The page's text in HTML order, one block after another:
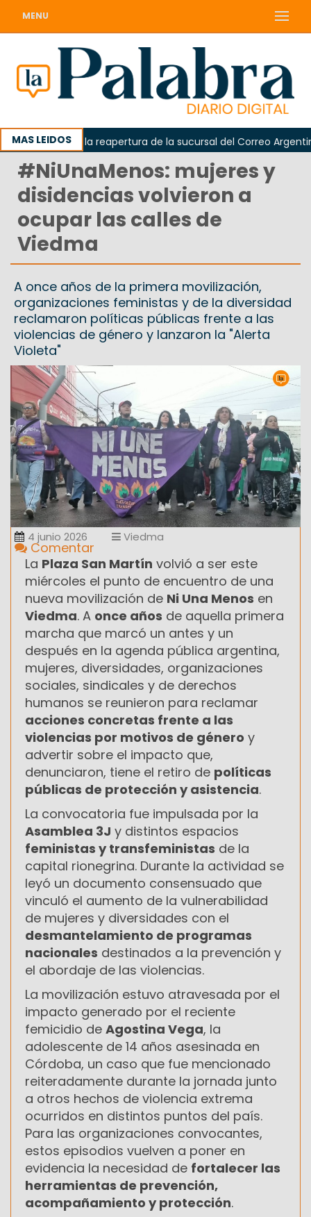
MENU
MAS LEIDOS
reclamó la reapertura de la sucursal del Correo Argentino
#NiUnaMenos: mujeres y
disidencias volvieron a
ocupar las calles de
Viedma
A once años de la primera movilización,
organizaciones feministas y de la diversidad
reclamaron políticas públicas frente a las
violencias de género y lanzaron la "Alerta
Violeta"
4 junio 2026 Viedma
Comentar
La Plaza San Martín volvió a ser este
miércoles el punto de encuentro de una
nueva movilización de Ni Una Menos en
Viedma. A once años de aquella primera
marcha que marcó un antes y un
después en la agenda pública argentina,
mujeres, diversidades, organizaciones
sociales, sindicales y de derechos
humanos se reunieron para reclamar
acciones concretas frente a las
violencias por motivos de género y
advertir sobre el impacto que,
denunciaron, tiene el retiro de políticas
públicas de protección y asistencia.
La convocatoria fue impulsada por la
Asamblea 3J y distintos espacios
feministas y transfeministas de la
capital rionegrina. Durante la actividad se
leyó un documento consensuado que
vinculó el aumento de la vulnerabilidad
de mujeres y diversidades con el
desmantelamiento de programas
nacionales destinados a la prevención y
el abordaje de las violencias.
La movilización estuvo atravesada por el
impacto generado por el reciente
femicidio de Agostina Vega, la
adolescente de 14 años asesinada en
Córdoba, un caso que fue mencionado
reiteradamente durante la jornada junto
a otros hechos de violencia extrema
ocurridos en distintos puntos del país.
Para las organizaciones convocantes,
estos episodios vuelven a poner en
evidencia la necesidad de fortalecer las
herramientas de prevención,
acompañamiento y protección.